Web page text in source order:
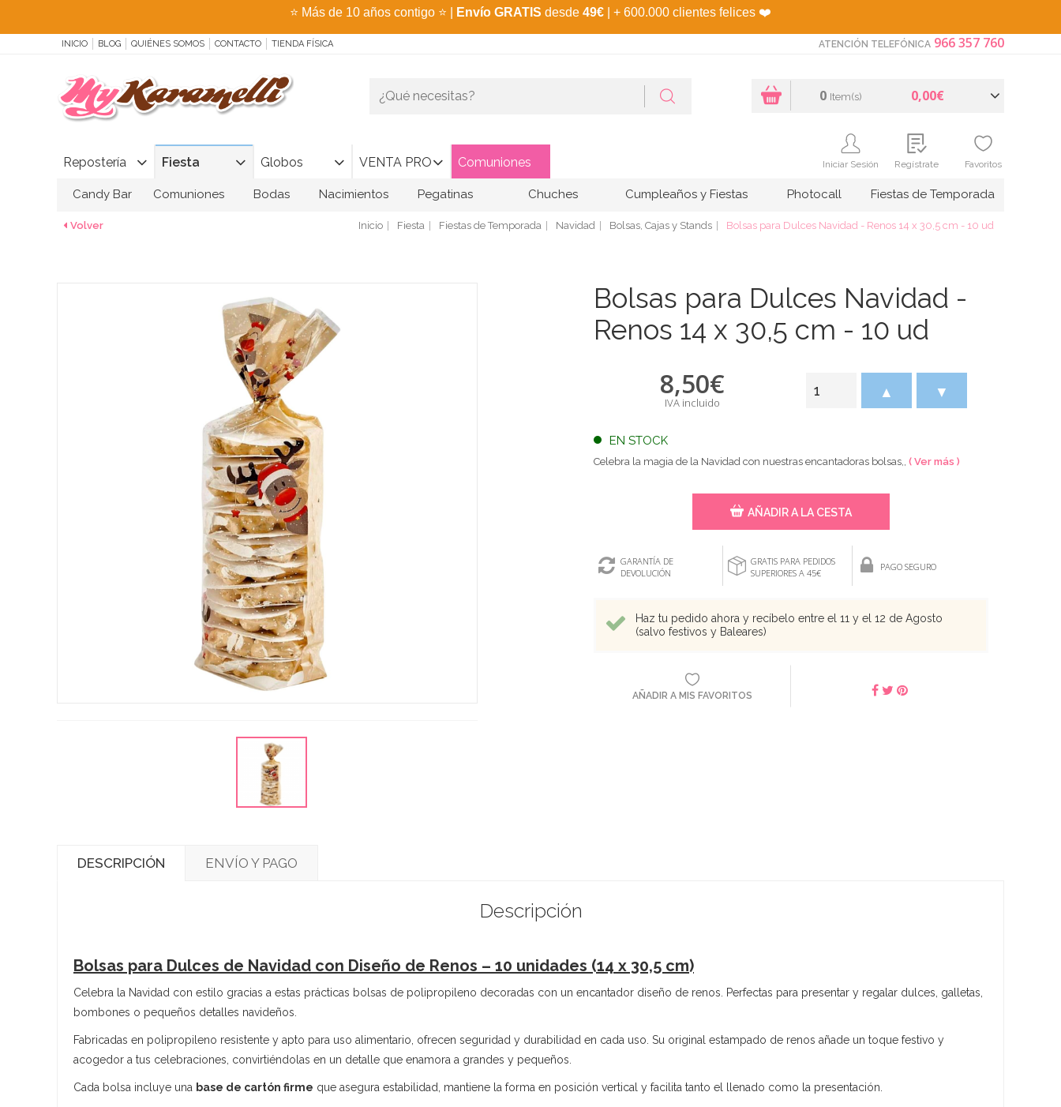
⭐ Más de 10 años contigo ⭐ Envío GRATIS desde 49€ | + 600.000 clientes felices ❤️
INICIO BLOG QUIÉNES SOMOS CONTACTO TIENDA FÍSICA ATENCIÓN TELEFÓNICA 966 357 760
Repostería Fiesta Globos VENTA PRO Comuniones
0 Item(s) 0,00€
Iniciar Sesión Regístrate Favoritos
Candy Bar Comuniones Bodas Nacimientos Pegatinas Chuches Cumpleaños y Fiestas Photocall Fiestas de Temporada
Volver Inicio Fiesta Fiestas de Temporada Navidad Bolsas, Cajas y Stands Bolsas para Dulces Navidad - Renos 14 x 30,5 cm - 10 ud
Bolsas para Dulces Navidad -
Renos 14 x 30,5 cm - 10 ud
8,50€
IVA incluido
EN STOCK
▲ ▼
Celebra la magia de la Navidad con nuestras encantadoras bolsas,, ( Ver más )
AÑADIR A LA CESTA
GARANTÍA DE
DEVOLUCIÓN
GRATIS PARA PEDIDOS
SUPERIORES A 45€
PAGO SEGURO
Haz tu pedido ahora y recíbelo entre el 11 y el 12 de Agosto
(salvo festivos y Baleares)
AÑADIR A MIS FAVORITOS
DESCRIPCIÓN ENVÍO Y PAGO
Descripción
Bolsas para Dulces de Navidad con Diseño de Renos – 10 unidades (14 x 30,5 cm)
Celebra la Navidad con estilo gracias a estas prácticas bolsas de polipropileno decoradas con un encantador diseño de renos. Perfectas para presentar y regalar dulces, galletas,
bombones o pequeños detalles navideños.
Fabricadas en polipropileno resistente y apto para uso alimentario, ofrecen seguridad y durabilidad en cada uso. Su original estampado de renos añade un toque festivo y
acogedor a tus celebraciones, convirtiéndolas en un detalle que enamora a grandes y pequeños.
Cada bolsa incluye una base de cartón firme que asegura estabilidad, mantiene la forma en posición vertical y facilita tanto el llenado como la presentación.